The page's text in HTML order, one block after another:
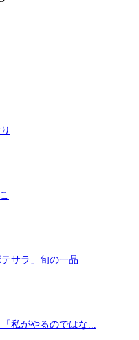
サラ」旬の一品
私がやるのではな...